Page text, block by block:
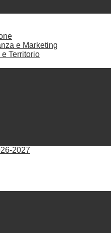
e Marketing
Territorio
2027